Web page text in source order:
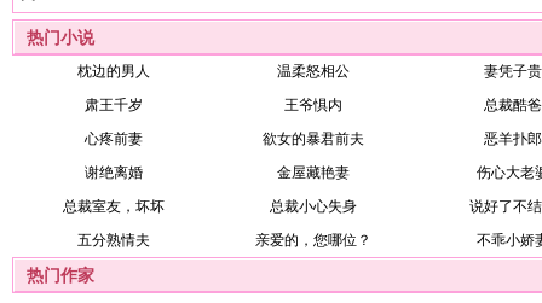
热门小说
枕边的男人 温柔怒相公
妻凭子贵
肃王千岁
王爷惧内
总裁酷爸
心疼前妻
欲女的暴君前夫
恶羊扑郎
谢绝离婚
金屋藏艳妻
伤心大老
总裁室友，坏坏
总裁小心失身
说好了不
五分熟情夫
亲爱的，您哪位？ 不乖小娇
热门作家